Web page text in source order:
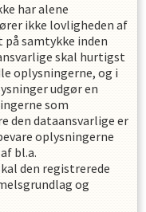
har alene
ikke lovligheden af
på samtykke inden
skal hurtigst
oplysningerne, og i
udgør en
som
den dataansvarlige er
oplysningerne
bl.a.
den registrerede
og